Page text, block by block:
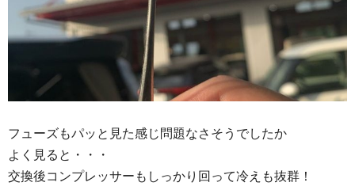
フューズもパッと見た感じ問題なさそうでしたか
よく見ると・・・
交換後コンプレッサーもしっかり回って冷えも抜群！